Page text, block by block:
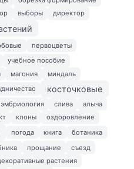
выборы
директор
первоцветы
учебное пособие
магония
миндаль
косточковые
слива
алыча
клоны
оздоровление
погода книга
ботаника
прощание
съезд
растения